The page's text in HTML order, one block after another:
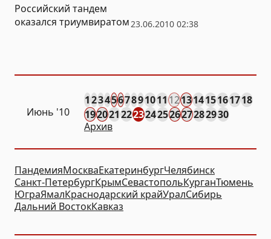
23.06.2010 02:38
Российский тандем
оказался триумвиратом
Июнь '10
123456789101112131415161718
192021222324252627282930
Архив
ПандемияМоскваЕкатеринбургЧелябинск
Санкт-ПетербургКрымСевастопольКурганТюмень
ЮграЯмалКраснодарский крайУралСибирь
Дальний ВостокКавказ